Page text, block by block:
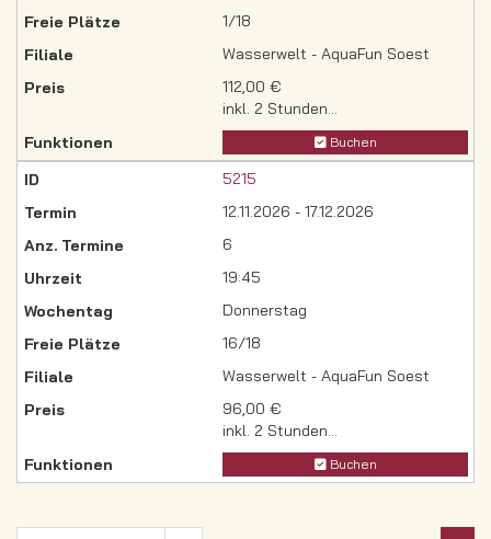
1/18
Wasserwelt - AquaFun Soest
112,00 €
inkl. 2 Stunden...
Buchen
5215
12.11.2026 - 17.12.2026
6
19:45
Donnerstag
16/18
Wasserwelt - AquaFun Soest
96,00 €
inkl. 2 Stunden...
Buchen